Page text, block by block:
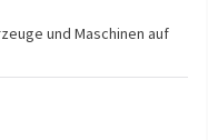
und Maschinen auf